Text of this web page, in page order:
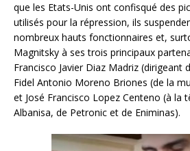
que les Etats-Unis ont confisqué des
utilisés pour la répression, ils
nombreux hauts fonctionnaires et,
Magnitsky à ses trois principaux
Francisco Javier Diaz Madriz (dirigeant
Fidel Antonio Moreno Briones (de la
et José Francisco Lopez Centeno (à la
Albanisa, de Petronic et de Eniminas).